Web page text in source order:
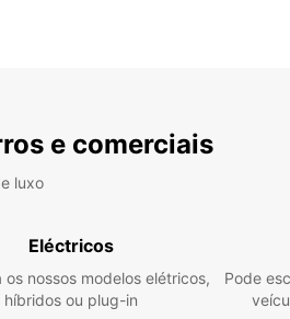
e comerciais
luxo
Eléctricos
os nossos modelos elétricos,
híbridos ou plug-in
Pode